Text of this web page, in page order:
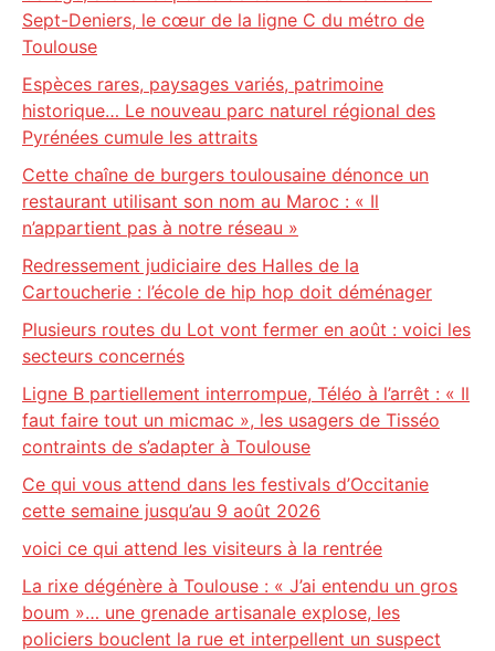
Sept-Deniers, le cœur de la ligne C du métro de
Toulouse
Espèces rares, paysages variés, patrimoine
historique… Le nouveau parc naturel régional des
Pyrénées cumule les attraits
Cette chaîne de burgers toulousaine dénonce un
restaurant utilisant son nom au Maroc : « Il
n’appartient pas à notre réseau »
Redressement judiciaire des Halles de la
Cartoucherie : l’école de hip hop doit déménager
Plusieurs routes du Lot vont fermer en août : voici les
secteurs concernés
Ligne B partiellement interrompue, Téléo à l’arrêt : « Il
faut faire tout un micmac », les usagers de Tisséo
contraints de s’adapter à Toulouse
Ce qui vous attend dans les festivals d’Occitanie
cette semaine jusqu’au 9 août 2026
voici ce qui attend les visiteurs à la rentrée
La rixe dégénère à Toulouse : « J’ai entendu un gros
boum »… une grenade artisanale explose, les
policiers bouclent la rue et interpellent un suspect